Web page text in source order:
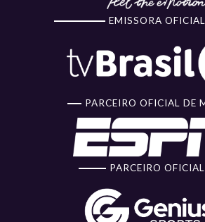
EMISSORA OFICIAL
PARCEIRO OFICIAL DE
PARCEIRO OFICIAL